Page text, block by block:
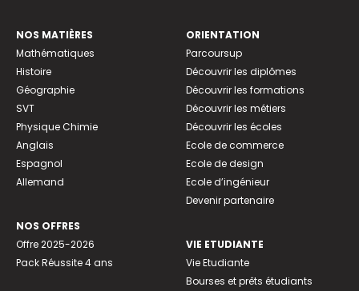
NOS MATIÈRES
Mathématiques
Histoire
Géographie
SVT
Physique Chimie
Anglais
Espagnol
Allemand
NOS OFFRES
Offre 2025-2026
Pack Réussite 4 ans
ORIENTATION
Parcoursup
Découvrir les diplômes
Découvrir les formations
Découvrir les métiers
Découvrir les écoles
Ecole de commerce
Ecole de design
Ecole d’ingénieur
Devenir partenaire
VIE ETUDIANTE
Vie Etudiante
Bourses et prêts étudiants